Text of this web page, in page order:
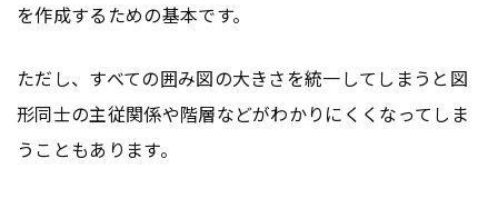
を作成するための基本です。
ただし、すべての囲み図の大きさを統一してしまうと図
形同士の主従関係や階層などがわかりにくくなってしま
うこともあります。